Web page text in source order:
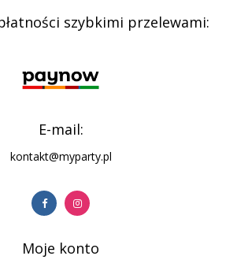
szybkimi przelewami:
E-mail:
kontakt@myparty.pl
Moje konto